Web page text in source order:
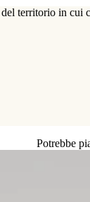
territorio in
Potrebbe